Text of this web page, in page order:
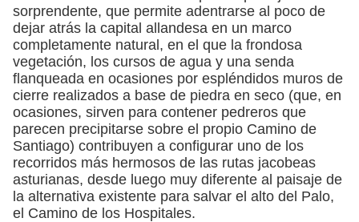
sorprendente, que permite adentrarse al poco de
dejar atrás la capital allandesa en un marco
completamente natural, en el que la frondosa
vegetación, los cursos de agua y una senda
flanqueada en ocasiones por espléndidos muros de
cierre realizados a base de piedra en seco (que, en
ocasiones, sirven para contener pedreros que
parecen precipitarse sobre el propio Camino de
Santiago) contribuyen a configurar uno de los
recorridos más hermosos de las rutas jacobeas
asturianas, desde luego muy diferente al paisaje de
la alternativa existente para salvar el alto del Palo,
el Camino de los Hospitales.